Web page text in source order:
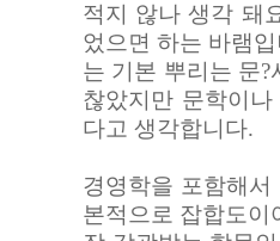
적지 않나 생각 돼
었으면 하는 바램
는 기본 뿌리는 문
찮았지만 문학이
다고 생각합니다.
경영학을 포함해
본적으로 잡합도이